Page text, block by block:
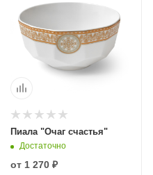
Пиала "Очаг счастья"
Достаточно
от 1 270 ₽